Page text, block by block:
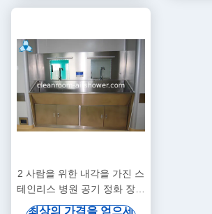
2 사람을 위한 내각을 가진 스
테인리스 병원 공기 정화 장치
손 물동이
최상의 가격을 얻으세